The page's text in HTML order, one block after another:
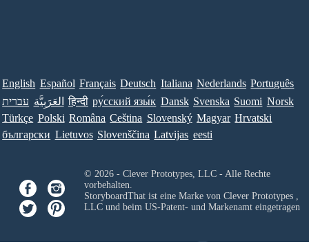
English Español Français Deutsch Italiana Nederlands Português
עברית العَرَبِيَّة हिन्दी ру́сский язы́к Dansk Svenska Suomi Norsk
Türkçe Polski Româna Ceština Slovenský Magyar Hrvatski
български Lietuvos Slovenščina Latvijas eesti
© 2026 - Clever Prototypes, LLC - Alle Rechte
vorbehalten.
StoryboardThat ist eine Marke von Clever Prototypes ,
LLCund beim US-Patent- und Markenamt eingetragen